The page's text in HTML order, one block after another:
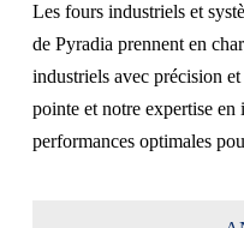
Les fours industriels et
de Pyradia prennent en
industriels avec précision
pointe et notre expertise en
performances optimales